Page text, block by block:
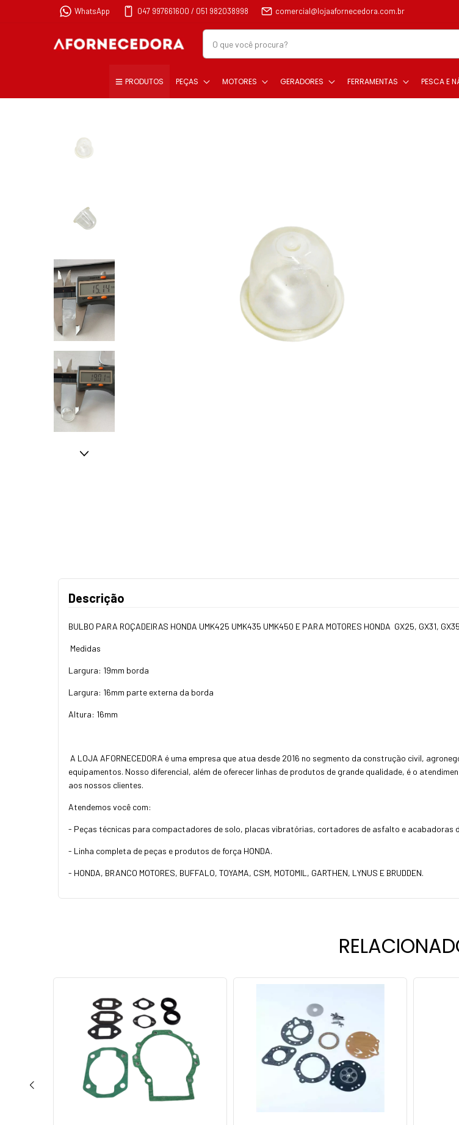
WhatsApp 047 997661600 / 051 982038998 comercial@lojaafornecedora.com.br
PRODUTOS PEÇAS MOTORES GERADORES FERRAMENTAS PESCA E
Descrição
BULBO PARA ROÇADEIRAS HONDA UMK425 UMK435 UMK450 E PARA MOTORES HONDA GX25, GX31,
Medidas
Largura: 19mm borda
Largura: 16mm parte externa da borda
Altura: 16mm
A LOJA AFORNECEDORA é uma empresa que atua desde 2016 no segmento da construção civil,
equipamentos. Nosso diferencial, além de oferecer linhas de produtos de grande qualidade, é o
aos nossos clientes.
Atendemos você com:
- Peças técnicas para compactadores de solo, placas vibratórias, cortadores de asfalto e acabadoras
- Linha completa de peças e produtos de força HONDA.
- HONDA, BRANCO MOTORES, BUFFALO, TOYAMA, CSM, MOTOMIL, GARTHEN, LYNUS E BRUDDEN.